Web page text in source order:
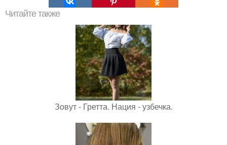
Читайте также
Зовут - Гретта. Нация - узбечка.